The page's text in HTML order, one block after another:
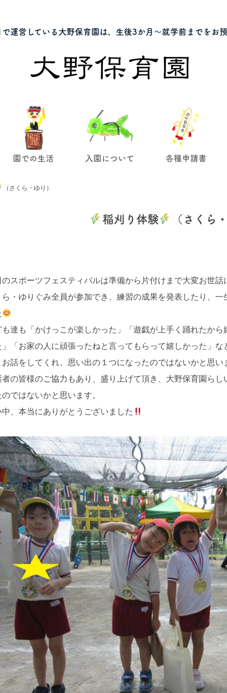
運営している大野保育園は、生後3か月～就学前までをお預
園での生活 入園について 各種申請書
（さくら・ゆり）
稲刈り体験 （さくら
のスポーツフェスティバルは準備から片付けまで大変お世話
ら・ゆりぐみ全員が参加でき、練習の成果を発表したり、
も達も「かけっこが楽しかった」「遊戯が上手く踊れたか
」「お家の人に頑張ったねと言ってもらって嬉しかった」
お話をしてくれ、思い出の１つになったのではないかと思い
者の皆様のご協力もあり、盛り上げて頂き、大野保育園ら
のではないかと思います。
中、本当にありがとうございました